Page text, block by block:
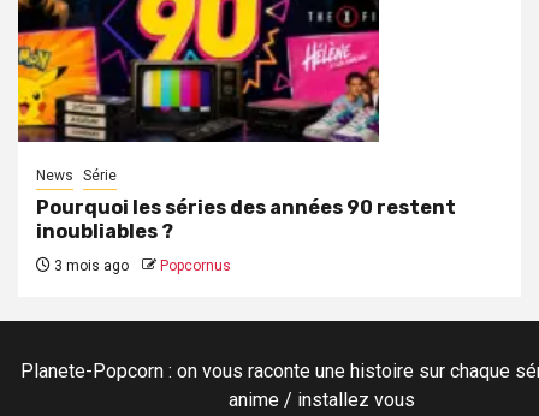
News Série
Pourquoi les séries des années 90 restent
inoubliables ?
3 mois ago Popcornus
Planete-Popcorn : on vous raconte une histoire sur chaque
anime / installez vous